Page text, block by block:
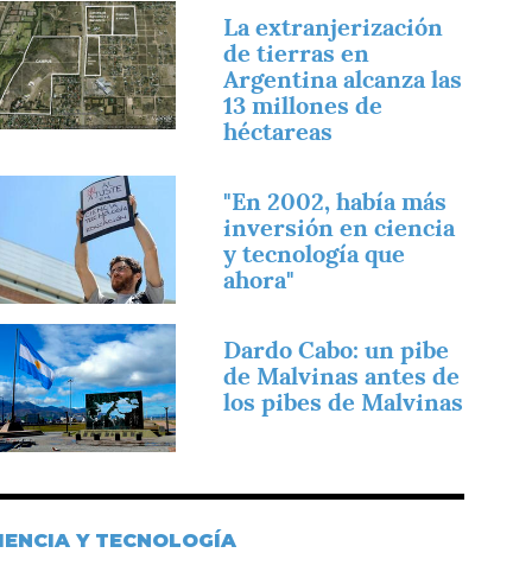
La extranjerización
de tierras en
Argentina alcanza las
13 millones de
héctareas
"En 2002, había más
inversión en ciencia
y tecnología que
ahora"
Dardo Cabo: un pibe
de Malvinas antes de
los pibes de Malvinas
Y TECNOLOGÍA